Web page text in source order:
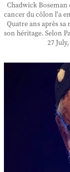
Chadwick Boseman
cancer du côlon l'a
Quatre ans après
son héritage. Selon
27